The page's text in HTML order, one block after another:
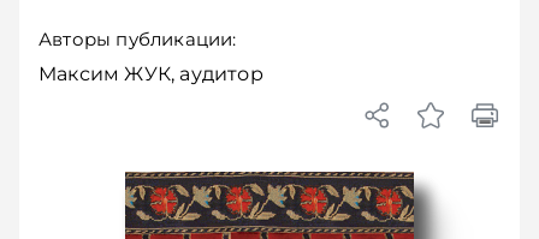
Авторы публикации:
Максим ЖУК, аудитор